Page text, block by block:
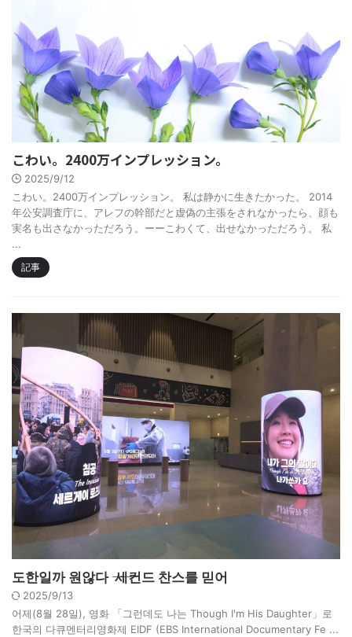
こわい。2400万インプレッション。
2025/9/12
こわい。2400万インプレッション。 私は静かに生きたかった。 2014
年公安調査庁に、アレフの幹部だと虚偽の主張をされなかったら、顔も
実名も出さなかっただろう。ーーこわくて、出せなかっただろう。 私
...
記事
도한일까 원않다 ―― 세컨드 찬스를 믿어
2025/9/13
어제(8월 28일), 영화 「그런데도 나는 Though I'm His Daughter」로
한국의 다큐멘터리영화제 EIDF (EBS International Documentary Fe ...